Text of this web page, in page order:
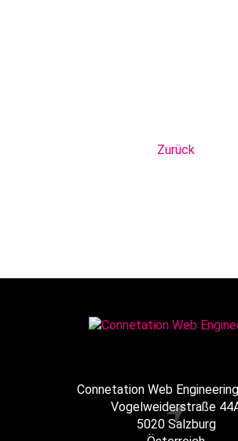
Zurück
Connetation Web
Vogelweiderstraße
5020 Salzburg